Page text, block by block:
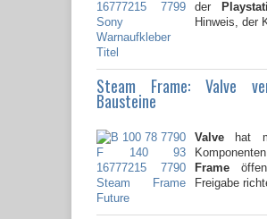
der
Hinweis, der
Steam Frame: Valve
Bausteine
Valve hat
Frame
Freigabe